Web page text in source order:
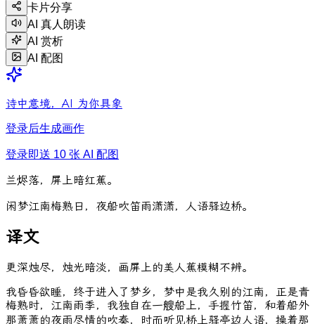
卡片分享
AI 真人朗读
AI 赏析
AI 配图
诗中意境，AI 为你具象
登录后生成画作
登录即送 10 张 AI 配图
兰烬落， 屏上暗红蕉。
闲梦江南梅熟日 ， 夜船吹笛雨潇潇， 人语驿边桥。
译文
更深烛尽，烛光暗淡，画屏上的美人蕉模糊不辨。
我昏昏欲睡，终于进入了梦乡，梦中是我久别的江南，正是青
梅熟时，江南雨季，我独自在一艘船上，手握竹笛，和着船外
那萧萧的夜雨尽情的吹奏，时而听见桥上驿亭边人语，操着那